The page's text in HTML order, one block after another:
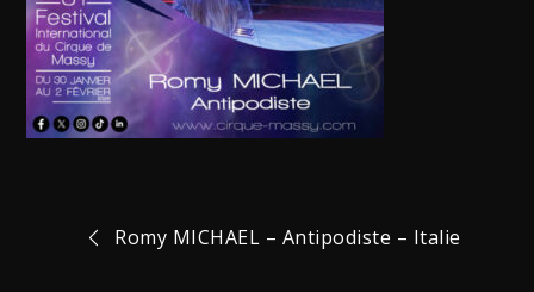
Navigation
Romy MICHAEL – Antipodiste – Italie